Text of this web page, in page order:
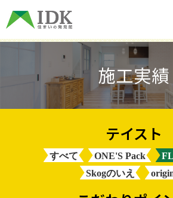
施工実績
すべて ONE'S Pack
Skogのいえ